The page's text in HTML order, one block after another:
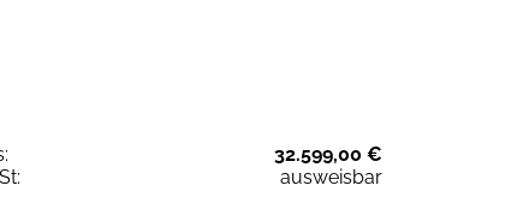
32.599,00 €
ausweisbar